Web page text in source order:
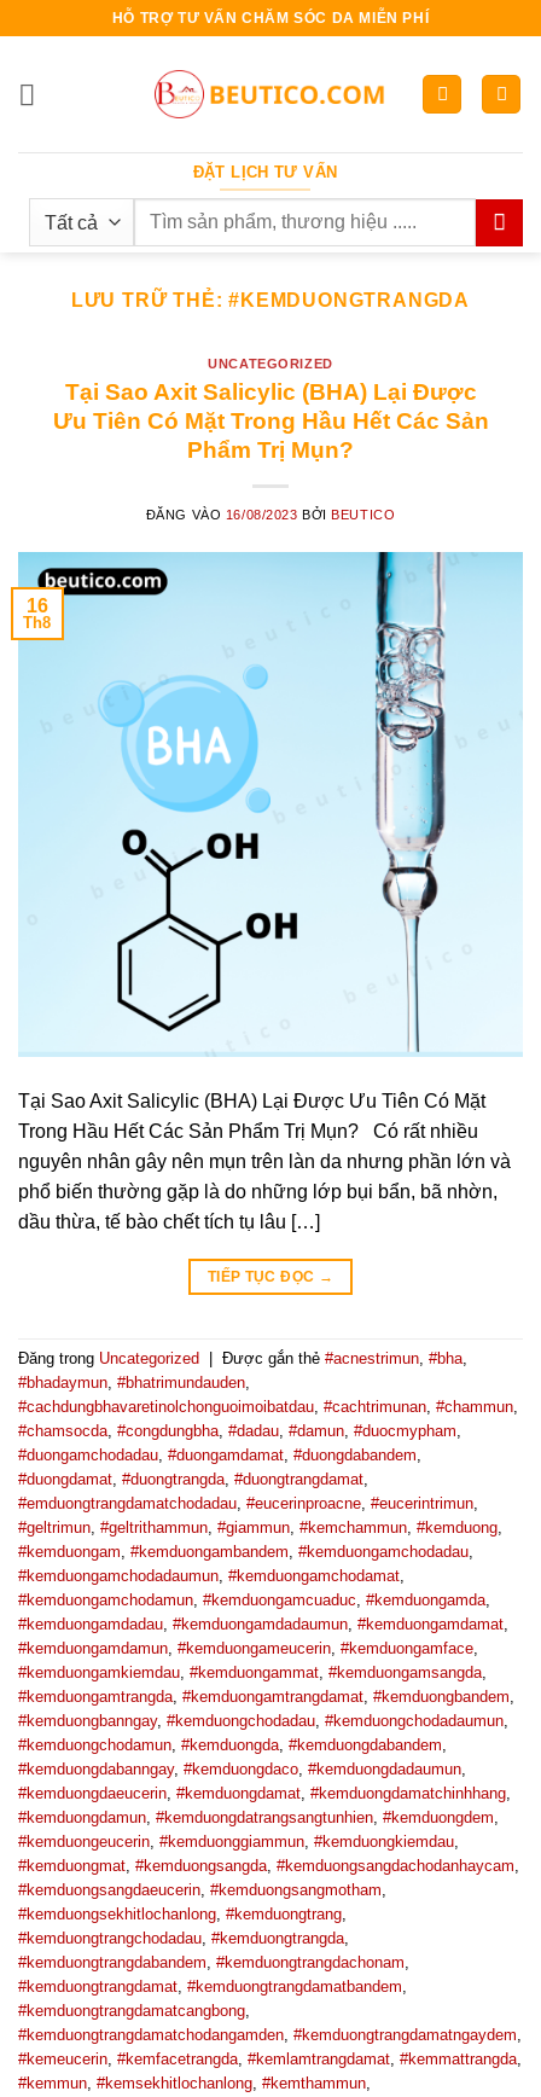
dung
HỖ TRỢ TƯ VẤN CHĂM SÓC DA MIỄN PHÍ
ĐẶT LỊCH TƯ VẤN
Search
LƯU TRỮ THẺ:#KEMDUONGTRANGDA
UNCATEGORIZED
Tại Sao Axit Salicylic (BHA) Lại Được
Ưu Tiên Có Mặt Trong Hầu Hết Các Sản
Phẩm Trị Mụn?
ĐĂNG VÀO 16/08/2023 BỞIBEUTICO
16
Th8
Tại Sao Axit Salicylic (BHA) Lại Được Ưu Tiên Có Mặt
Trong Hầu Hết Các Sản Phẩm Trị Mụn? Có rất nhiều
nguyên nhân gây nên mụn trên làn da nhưng phần lớn và
phổ biến thường gặp là do những lớp bụi bẩn, bã nhờn,
dầu thừa, tế bào chết tích tụ lâu […]
TIẾP TỤC ĐỌC →
Đăng trong Uncategorized Được gắn thẻ #acnestrimun, #bha,
#bhadaymun, #bhatrimundauden,
#cachdungbhavaretinolchonguoimoibatdau, #cachtrimunan, #chammun,
#chamsocda, #congdungbha, #dadau, #damun, #duocmypham,
#duongamchodadau, #duongamdamat, #duongdabandem,
#duongdamat, #duongtrangda, #duongtrangdamat,
#emduongtrangdamatchodadau, #eucerinproacne, #eucerintrimun,
#geltrimun, #geltrithammun, #giammun, #kemchammun, #kemduong,
#kemduongam, #kemduongambandem, #kemduongamchodadau,
#kemduongamchodadaumun, #kemduongamchodamat,
#kemduongamchodamun, #kemduongamcuaduc, #kemduongamda,
#kemduongamdadau, #kemduongamdadaumun, #kemduongamdamat,
#kemduongamdamun, #kemduongameucerin, #kemduongamface,
#kemduongamkiemdau, #kemduongammat, #kemduongamsangda,
#kemduongamtrangda, #kemduongamtrangdamat, #kemduongbandem,
#kemduongbanngay, #kemduongchodadau, #kemduongchodadaumun,
#kemduongchodamun, #kemduongda, #kemduongdabandem,
#kemduongdabanngay, #kemduongdaco, #kemduongdadaumun,
#kemduongdaeucerin, #kemduongdamat, #kemduongdamatchinhhang,
#kemduongdamun, #kemduongdatrangsangtunhien, #kemduongdem,
#kemduongeucerin, #kemduonggiammun, #kemduongkiemdau,
#kemduongmat, #kemduongsangda, #kemduongsangdachodanhaycam,
#kemduongsangdaeucerin, #kemduongsangmotham,
#kemduongsekhitlochanlong, #kemduongtrang,
#kemduongtrangchodadau, #kemduongtrangda,
#kemduongtrangdabandem, #kemduongtrangdachonam,
#kemduongtrangdamat, #kemduongtrangdamatbandem,
#kemduongtrangdamatcangbong,
#kemduongtrangdamatchodangamden, #kemduongtrangdamatngaydem,
#kemeucerin, #kemfacetrangda, #kemlamtrangdamat, #kemmattrangda,
#kemmun, #kemsekhitlochanlong, #kemthammun,